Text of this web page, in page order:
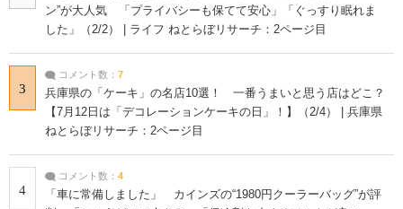
ン”が大人気 「プライバシーも保てて安心」「ぐっすり眠れま
した」（2/2） | ライフ ねとらぼリサーチ：2ページ目
3
コメント数： 7
兵庫県の「ケーキ」の名店10選！ 一番うまいと思う店はどこ？
【7月12日は「デコレーションケーキの日」！】（2/4） | 兵庫県
ねとらぼリサーチ：2ページ目
4
コメント数： 4
「車に常備しました」 カインズの“1980円クーラーバッグ”が評